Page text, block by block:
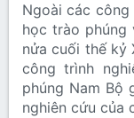
Ngoài các
học trào phúng
nửa cuối thế kỷ
công trình
phúng Nam Bộ
nghiên cứu của